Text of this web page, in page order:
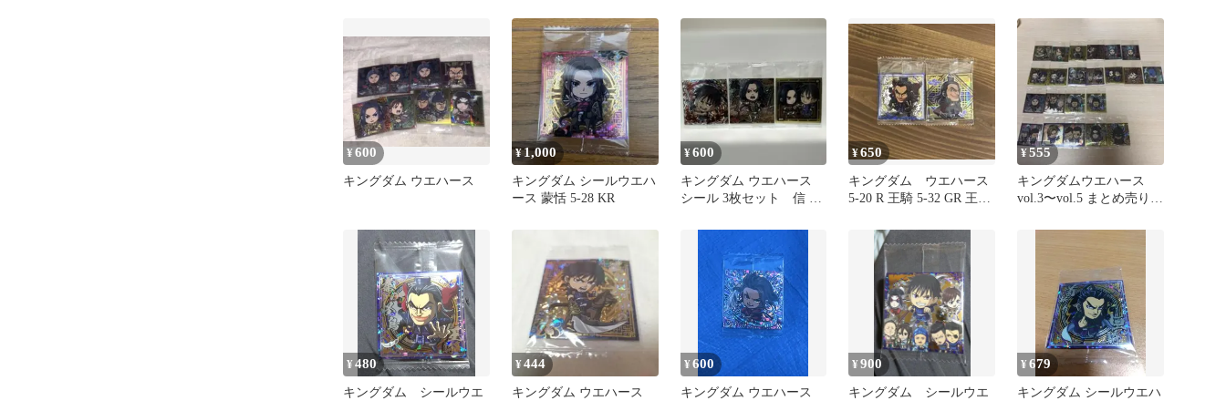
¥600
キングダム ウエハース
¥1,000
キングダム シールウエハ
ース 蒙恬 5-28 KR
¥600
キングダム ウエハース
シール 3枚セット 信 &
¥650
キングダム ウエハース
5-20 R 王騎 5-32 GR 王騎
¥555
キングダムウエハース
vol.3〜vol.5 まとめ売り
¥480
キングダム シールウエ
¥444
キングダム ウエハース
¥600
キングダム ウエハース
¥900
キングダム シールウエ
¥679
キングダム シールウエハ